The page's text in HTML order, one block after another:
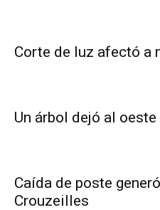
Corte de luz afectó a
Un árbol dejó al
Caída de poste
Crouzeilles